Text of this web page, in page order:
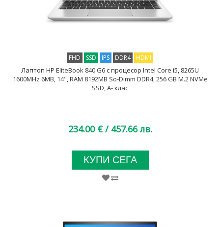
FHD SSD IPS DDR4 HDMI
Лаптоп HP EliteBook 840 G6 с процесор Intel Core i5, 8265U
1600MHz 6MB, 14", RAM 8192MB So-Dimm DDR4, 256 GB M.2 NVMe
SSD, A- клас
234.00 € / 457.66 лв.
КУПИ СЕГА